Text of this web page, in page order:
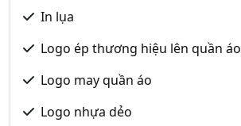
In lụa
Logo ép thương hiệu lên quần áo
Logo may quần áo
Logo nhựa dẻo